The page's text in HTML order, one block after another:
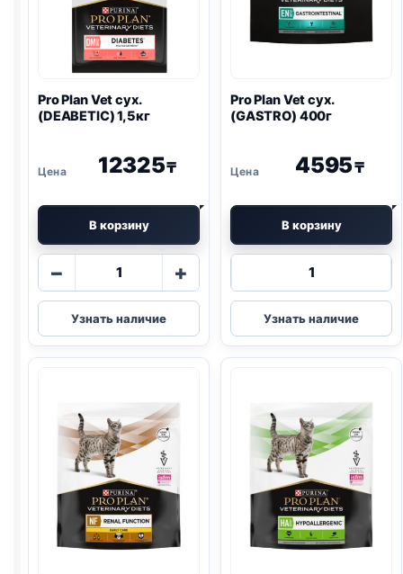
Pro PlanVet сух.
(DEABETIC) 1,5кг
12325₸
В корзину
−
Количество
Pro
Plan
Vet
+
Узнать наличие
Pro PlanVet сух.
(GASTRO) 400г
4595₸
В корзину
Количество
Pro
Plan
Vet
Узнать наличие